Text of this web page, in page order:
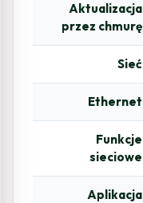
Aktualizacja
przez chmurę
Sieć
Ethernet
Funkcje
sieciowe
Aplikacja